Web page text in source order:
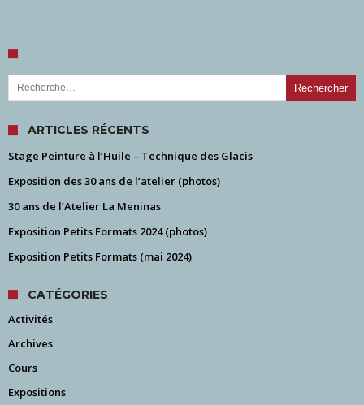
Rechercher :
ARTICLES RÉCENTS
Stage Peinture à l’Huile – Technique des Glacis
Exposition des 30 ans de l’atelier (photos)
30 ans de l’Atelier La Meninas
Exposition Petits Formats 2024 (photos)
Exposition Petits Formats (mai 2024)
CATÉGORIES
Activités
Archives
Cours
Expositions